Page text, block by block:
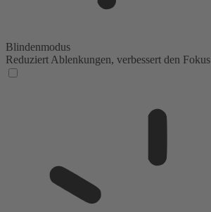
Blindenmodus
Reduziert Ablenkungen, verbessert den Fokus